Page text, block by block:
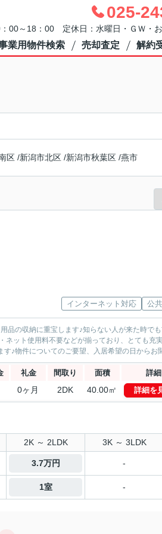
025-
00～18：00 定休日：水曜日・ＧＷ・
業用物件検索 売却査定 解約
区 /新潟市北区 /新潟市秋葉区 /燕市
インターネット対応 公
品の収納に重宝します♪知らない人が来た時で
ット使用料不要などが揃っており、とても充
♪物件についてのご要望、入居希望の日からお
礼金 間取り 面積 詳細
0ヶ月 2DK 40.00㎡ 詳細を
2K ～ 2LDK 3K ～ 3LDK
3.7万円 -
1室 -